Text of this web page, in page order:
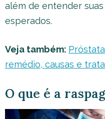
além de entender
esperados.
Veja também:
remédio, causas e
O que é a